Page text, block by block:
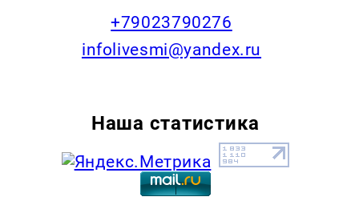
+79023790276
infolivesmi@yandex.ru
Наша статистика